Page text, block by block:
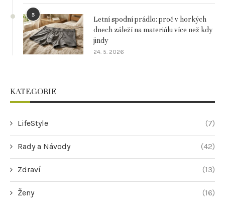
5
Letní spodní prádlo: proč v horkých
dnech záleží na materiálu více než kdy
jindy
24. 5. 2026
KATEGORIE
LifeStyle (7)
Rady a Návody (42)
Zdraví (13)
Ženy (16)